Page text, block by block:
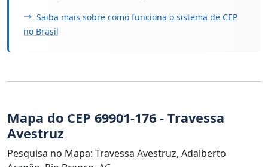
Saiba mais sobre como funciona o sistema de CEP
no Brasil
Mapa do CEP 69901-176 - Travessa
Avestruz
Pesquisa no Mapa: Travessa Avestruz, Adalberto